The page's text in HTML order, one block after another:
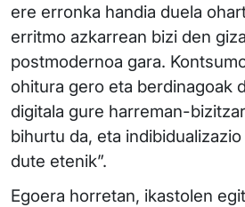
ere erronka handia duela
erritmo azkarrean bizi den
postmodernoa gara.
ohitura gero eta berdinagoak
digitala gure harreman-
bihurtu da, eta
dute etenik”.
Egoera horretan, ikastolen